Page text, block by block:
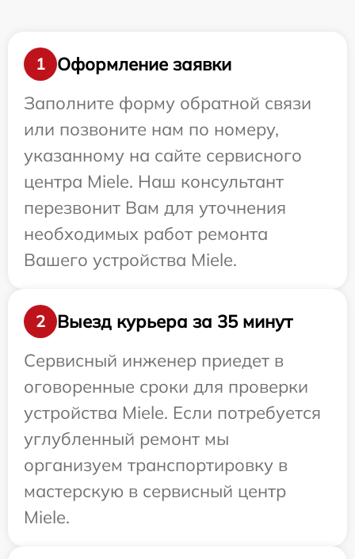
1
Оформление заявки
Заполните форму обратной связи
или позвоните нам по номеру,
указанному на сайте сервисного
центра Miele. Наш консультант
перезвонит Вам для уточнения
необходимых работ ремонта
Вашего устройства Miele.
2
Выезд курьера за 35 минут
Сервисный инженер приедет в
оговоренные сроки для проверки
устройства Miele. Если потребуется
углубленный ремонт мы
организуем транспортировку в
мастерскую в сервисный центр
Miele.